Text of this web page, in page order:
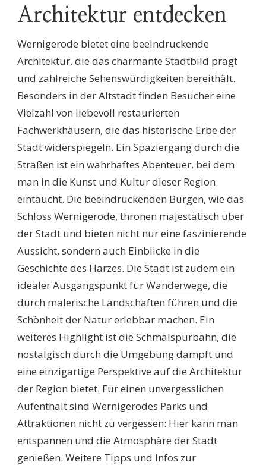
Architektur entdecken
Wernigerode bietet eine beeindruckende
Architektur, die das charmante Stadtbild prägt
und zahlreiche Sehenswürdigkeiten bereithält.
Besonders in der Altstadt finden Besucher eine
Vielzahl von liebevoll restaurierten
Fachwerkhäusern, die das historische Erbe der
Stadt widerspiegeln. Ein Spaziergang durch die
Straßen ist ein wahrhaftes Abenteuer, bei dem
man in die Kunst und Kultur dieser Region
eintaucht. Die beeindruckenden Burgen, wie das
Schloss Wernigerode, thronen majestätisch über
der Stadt und bieten nicht nur eine faszinierende
Aussicht, sondern auch Einblicke in die
Geschichte des Harzes. Die Stadt ist zudem ein
idealer Ausgangspunkt fürWanderwege, die
durch malerische Landschaften führen und die
Schönheit der Natur erlebbar machen. Ein
weiteres Highlight ist die Schmalspurbahn, die
nostalgisch durch die Umgebung dampft und
eine einzigartige Perspektive auf die Architektur
der Region bietet. Für einen unvergesslichen
Aufenthalt sind Wernigerodes Parks und
Attraktionen nicht zu vergessen: Hier kann man
entspannen und die Atmosphäre der Stadt
genießen. Weitere Tipps und Infos zur